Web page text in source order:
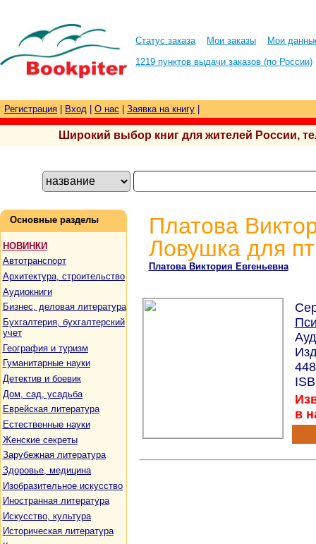
Статус заказа Мои заказы
Мои
1219 пунктов выдачи заказов (по России)
Регистрация Вход О нас Заявка на книгу
Широкий выбор книг для жителей России,
Основные разделы
НОВИНКИ
Автотранспорт
Архитектура, строительство
Аудиокниги
Бизнес, деловая литература
Бухгалтерия, бухгалтерский
учет
География и туризм
Гуманитарные науки
Детектив и боевик
Дом, сад, усадьба
Еврейская литература
Естественные науки
Женские секреты
Зарубежная литература
Здоровье, медицина
Изобразительное искусство
Иностранная литература
Искусство, культура
Историческая литература
Платова
Ловушка для
Платова Виктория Евгеньевна
в